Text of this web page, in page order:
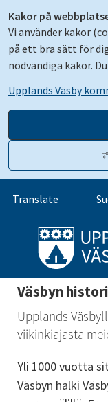
Kakor på
Vi använder kakor
på ett bra sätt för
nödvändiga kakor.
Upplands Väsby
Gå till innehåll
Translate
Väsbyn
Upplands
viikinkiajasta
Yli 1000 vuotta
Väsbyn halki